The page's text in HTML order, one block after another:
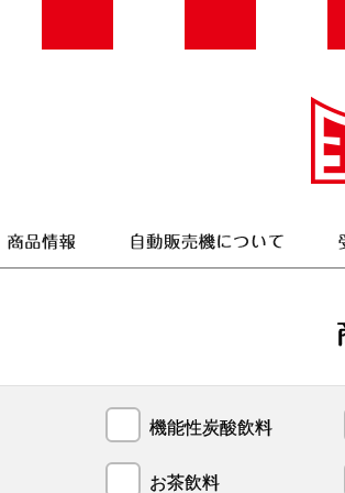
機能性炭酸飲料
お茶飲料